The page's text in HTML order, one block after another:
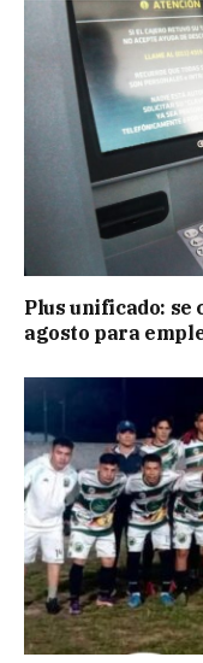
Plus unificado:
agosto para